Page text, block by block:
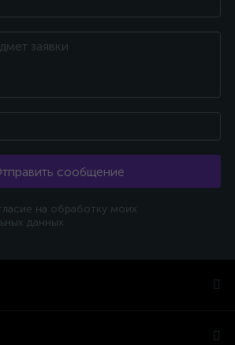
сообщение
на обработку моих
данных